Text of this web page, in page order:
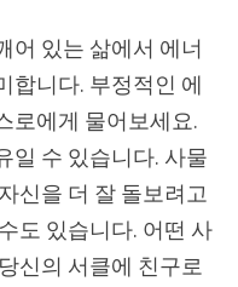
어 있는 삶에서 에너
합니다. 부정적인 에
로에게 물어보세요.
일 수 있습니다. 사물
신을 더 잘 돌보려고
도 있습니다. 어떤 사
신의 서클에 친구로